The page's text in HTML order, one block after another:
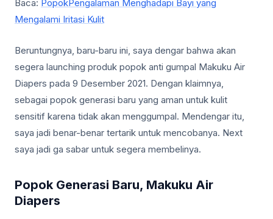
Baca: PopokPengalaman Menghadapi Bayi yang
Mengalami Iritasi Kulit
Beruntungnya, baru-baru ini, saya dengar bahwa akan
segera launching produk popok anti gumpal Makuku Air
Diapers pada 9 Desember 2021. Dengan klaimnya,
sebagai popok generasi baru yang aman untuk kulit
sensitif karena tidak akan menggumpal. Mendengar itu,
saya jadi benar-benar tertarik untuk mencobanya. Next
saya jadi ga sabar untuk segera membelinya.
Popok Generasi Baru, Makuku Air
Diapers